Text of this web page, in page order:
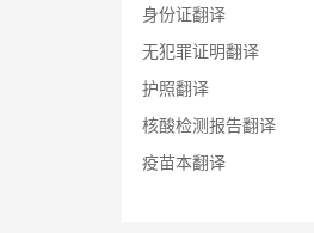
身份证翻译
无犯罪证明翻译
护照翻译
核酸检测报告翻译
疫苗本翻译